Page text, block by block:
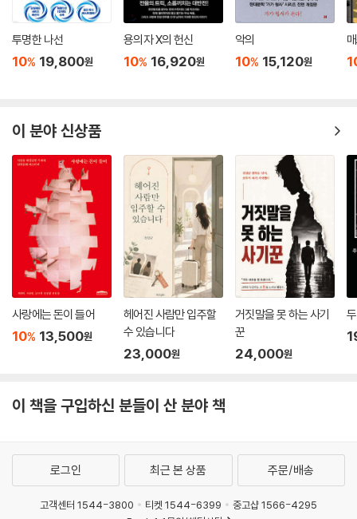
--- 「곱슬머리 송유진」중에서
“귀신날은 머슴들이 만들었다는 얘기가 있어. 대보름에 실컷 논 양반 놈들
뒤치다꺼리하느라 힘들었겠지. 근데 다음 날도 일할 생각 하니까 까마득한
처박혀 있으라고.”
“응. 그래야 머슴들도 방에 있을 수 있으니까.”
“재밌는 얘기네. 그럴듯해.”
“아빤 이 얘기가 재밌어?”
“응?”
“난 슬프던데.”
상미의 고개가 점점 옆으로 꺾였다.
“머슴들 말이야. 얼마나 쉬고 싶었으면 귀신 부를 생각을 다 했을까.”
--- 「KILL, HEEL」중에서
투명한 나선
10% 19,800원
용의자 X의 헌신
10% 16,920원
악의
10% 15,120원
이 분야 신상품
사랑에는 돈이 들어
10% 13,500원
헤어진 사람만 입주할
수 있습니다
23,000원
거짓말을 못 하는 사기
꾼
24,000원
이 책을 구입하신 분들이 산 분야 책
로그인 최근 본 상품 주문/배송
고객센터 1544-3800 티켓 1544-6399
중고샵 1566-4295